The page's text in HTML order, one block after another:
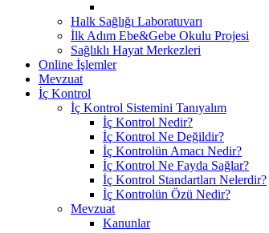
Halk Sağlığı Laboratuvarı
İlk Adım Ebe&Gebe Okulu Projesi
Sağlıklı Hayat Merkezleri
Online İşlemler
Mevzuat
İç Kontrol
İç Kontrol Sistemini Tanıyalım
İç Kontrol Nedir?
İç Kontrol Ne Değildir?
İç Kontrolün Amacı Nedir?
İç Kontrol Ne Fayda Sağlar?
İç Kontrol Standartları Nelerdir?
İç Kontrolün Özü Nedir?
Mevzuat
Kanunlar